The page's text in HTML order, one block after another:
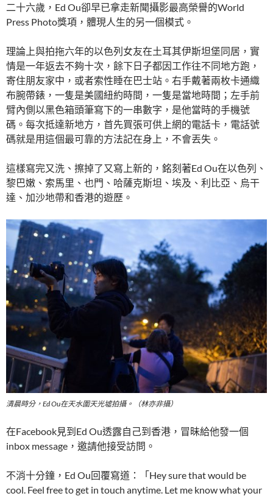
二十六歲，Ed Ou卻早已拿走新聞攝影最高榮譽的World
Press Photo獎項，體現人生的另一個模式。
理論上與拍拖六年的以色列女友在土耳其伊斯坦堡同居，實
情是一年返去不夠十次，餘下日子都因工作往不同地方跑，
寄住朋友家中，或者索性睡在巴士站。右手戴著兩枚卡通織
布腕帶錶，一隻是美國紐約時間，一隻是當地時間；左手前
臂內側以黑色箱頭筆寫下的一串數字，是他當時的手機號
碼。每次抵達新地方，首先買張可供上網的電話卡，電話號
碼就是用這個最可靠的方法記在身上，不會丟失。
這樣寫完又洗、擦掉了又寫上新的，銘刻著Ed Ou在以色列、
黎巴嫩、索馬里、也門、哈薩克斯坦、埃及、利比亞、烏干
達、加沙地帶和香港的遊歷。
清晨時分，Ed Ou在天水圍天光墟拍攝。（林亦非攝）
在Facebook見到Ed Ou透露自己到香港，冒昧給他發一個
inbox message，邀請他接受訪問。
不消十分鐘，Ed Ou回覆寫道：「Hey sure that would be
cool. Feel free to get in touch anytime. Let me know what your